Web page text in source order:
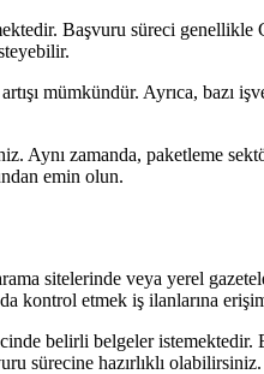
Başvuru süreci
mümkündür. Ayrıca, bazı
Aynı zamanda, paketleme
emin olun.
sitelerinde veya yerel
kontrol etmek iş ilanlarına
belirli belgeler istemektedir.
sürecine hazırlıklı olabilirsiniz.